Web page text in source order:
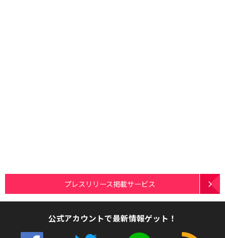
プレスリリース掲載サービス
公式アカウントで最新情報ゲット！